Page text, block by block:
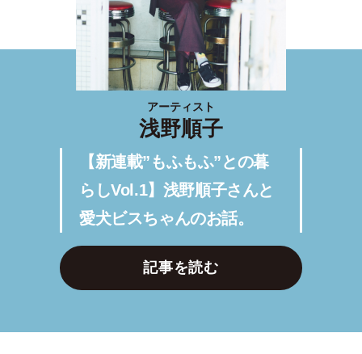
アーティスト
浅野順子
【新連載”もふもふ”との暮
らしVol.1】浅野順子さんと
愛犬ビスちゃんのお話。
記事を読む